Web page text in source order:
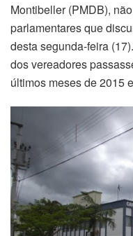
Montibeller (PMDB),
parlamentares que
desta segunda-feira
dos vereadores
últimos meses de 2015